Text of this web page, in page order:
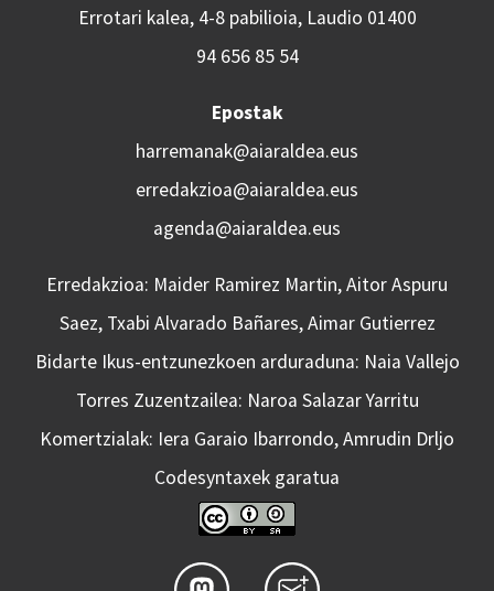
Errotari kalea, 4-8 pabilioia, Laudio 01400
94 656 85 54
Epostak
harremanak@aiaraldea.eus
erredakzioa@aiaraldea.eus
agenda@aiaraldea.eus
Erredakzioa: Maider Ramirez Martin, Aitor Aspuru
Saez, Txabi Alvarado Bañares, Aimar Gutierrez
Bidarte Ikus-entzunezkoen arduraduna: Naia Vallejo
Torres Zuzentzailea: Naroa Salazar Yarritu
Komertzialak: Iera Garaio Ibarrondo, Amrudin Drljo
Codesyntaxek garatua